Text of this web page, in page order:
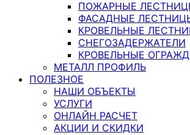
ПОЖАРНЫЕ
ФАСАДНЫЕ
КРОВЕЛЬНЫЕ
СНЕГОЗАДЕРЖАТЕЛИ
КРОВЕЛЬНЫЕ
МЕТАЛЛ ПРОФИЛЬ
ПОЛЕЗНОЕ
НАШИ ОБЪЕКТЫ
УСЛУГИ
ОНЛАЙН РАСЧЕТ
АКЦИИ И СКИДКИ